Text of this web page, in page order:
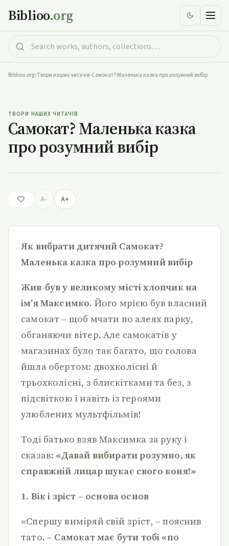
Biblioo.org
Biblioo.org•Твори наших читачів•Самокат? Маленька казка про розумний вибір
ТВОРИ НАШИХ ЧИТАЧІВ
Самокат? Маленька казка
про розумний вибір
A- A+
Як вибрати дитячий Самокат?
Маленька казка про розумний вибір
Жив-був у великому місті хлопчик на
ім’я Максимко. Його мрією був власний
самокат – щоб мчати по алеях парку,
обганяючи вітер. Але самокатів у
магазинах було так багато, що голова
йшла обертом: двохколісні й
трьохколісні, з блискітками та без, з
підсвіткою і навіть із героями
улюблених мультфільмів!
Тоді батько взяв Максимка за руку і
сказав: «Давай вибирати розумно, як
справжній лицар шукає свого коня!»
1. Вік і зріст – основа основ
«Спершу виміряй свій зріст, – пояснив
тато. – Самокат має бути тобі «по